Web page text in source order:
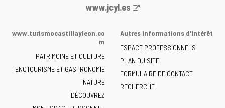
Portail
la
de
Castilla
y
León
www.jcyl.es
www.turismocastillayleon.co
m
PATRIMOINE ET CULTURE
ENOTOURISME ET GASTRONOMIE
NATURE
DÉCOUVREZ
Autres informations d'intérêt
ESPACE PROFESSIONNELS
PLAN DU SITE
FORMULAIRE DE CONTACT
RECHERCHE